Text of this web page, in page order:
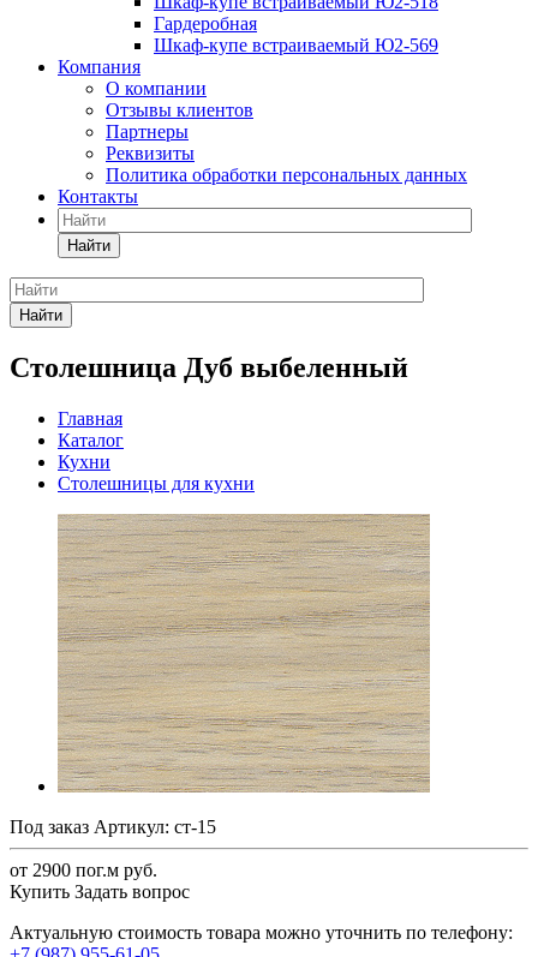
Гардеробная
Шкаф-купе встраиваемый Ю2-569
Компания
О компании
Отзывы клиентов
Партнеры
Реквизиты
Политика обработки персональных данных
Контакты
Найти
Найти
Столешница Дуб выбеленный
Главная
Каталог
Кухни
Столешницы для кухни
Под заказ Артикул: ст-15
от 2900 пог.м руб.
Купить Задать вопрос
Актуальную стоимость товара можно уточнить по телефону: